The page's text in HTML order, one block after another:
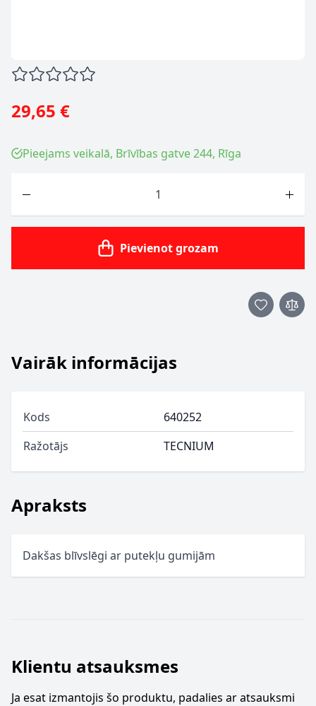
29,65 €
Pieejams veikalā, Brīvības gatve 244, Rīga
Pievienot grozam
Apraksts
Dakšas blīvslēgi ar putekļu gumijām
Vairāk informācijas
Kods
640252
Ražotājs
TECNIUM
Klientu atsauksmes
Ja esat izmantojis šo produktu, padalies ar atsauksmi